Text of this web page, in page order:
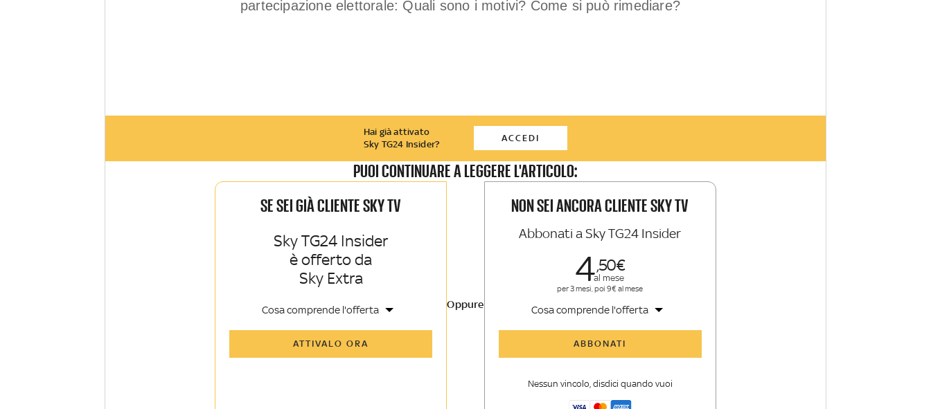
partecipazione elettorale: Quali sono i motivi? Come si può rimediare?
Hai già attivato
Sky TG24 Insider?
ACCEDI
PUOI CONTINUARE A LEGGERE L'ARTICOLO:
SE SEI GIÀ CLIENTE SKY TV
Sky TG24 Insider
è offerto da
Sky Extra
Cosa comprende l'offerta
Sky Sport Insider
ATTIVALO ORA
Oppure
NON SEI ANCORA CLIENTE SKY TV
Abbonati a Sky TG24 Insider
450
al mese
per 3 mesi, poi 9€ al mese
Cosa comprende l'offerta
ABBONATI
Nessun vincolo, disdici quando vuoi